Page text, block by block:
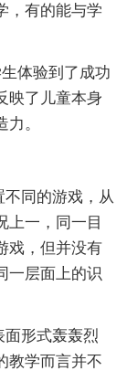
，有的能与学
体验到了成功
映了儿童本身
。
同的游戏，从
上一，同一目
戏，但并没有
一层面上的识
形式轰轰烈
教学而言并不